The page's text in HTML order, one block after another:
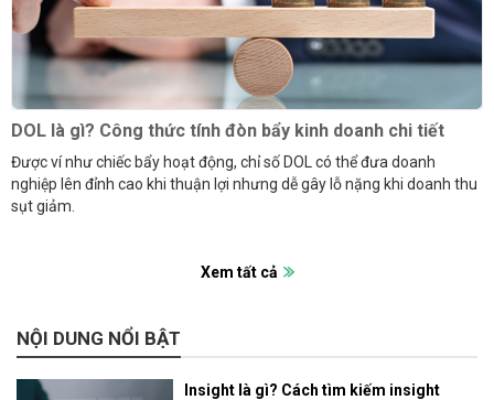
DOL là gì? Công thức tính đòn bẩy kinh doanh chi tiết
Được ví như chiếc bẩy hoạt động, chỉ số DOL có thể đưa doanh
nghiệp lên đỉnh cao khi thuận lợi nhưng dễ gây lỗ nặng khi doanh thu
sụt giảm.
Xem tất cả
NỘI DUNG NỔI BẬT
Insight là gì? Cách tìm kiếm insight